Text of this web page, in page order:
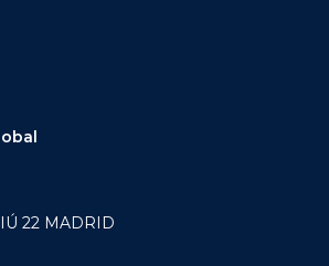
22 MADRID